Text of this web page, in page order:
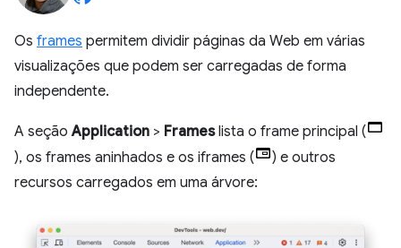
Os frames permitem dividir páginas da Web em várias
visualizações que podem ser carregadas de forma
independente.
A seçãoApplication > Frameslista o frame principal (
), os frames aninhados e os iframes (
) e outros
recursos carregados em uma árvore: